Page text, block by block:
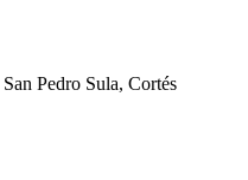
San Pedro Sula, Cortés